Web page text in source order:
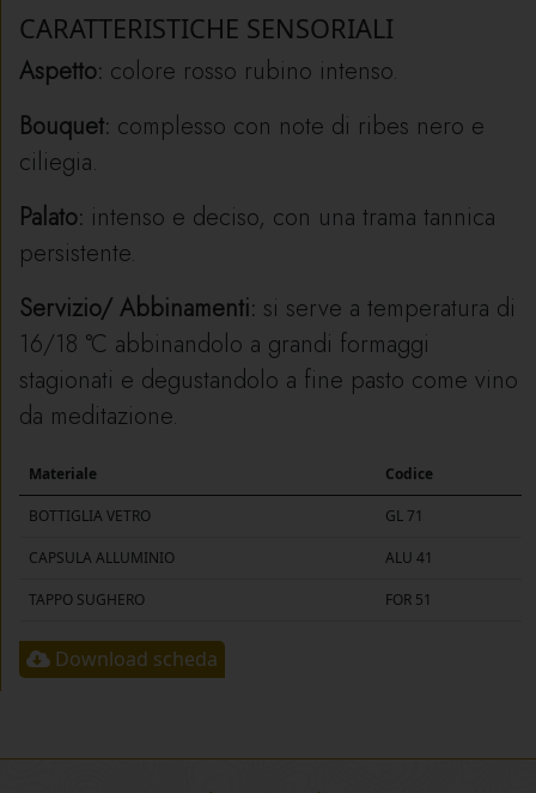
CARATTERISTICHE SENSORIALI
Aspetto: colore rosso rubino intenso.
Bouquet: complesso con note di ribes nero e
ciliegia.
Palato: intenso e deciso, con una trama tannica
persistente.
Servizio/ Abbinamenti: si serve a temperatura di
16/18 °C abbinandolo a grandi formaggi
stagionati e degustandolo a fine pasto come vino
da meditazione.
Materiale Codice
BOTTIGLIA VETRO GL 71
CAPSULA ALLUMINIO ALU 41
TAPPO SUGHERO FOR 51
Download scheda